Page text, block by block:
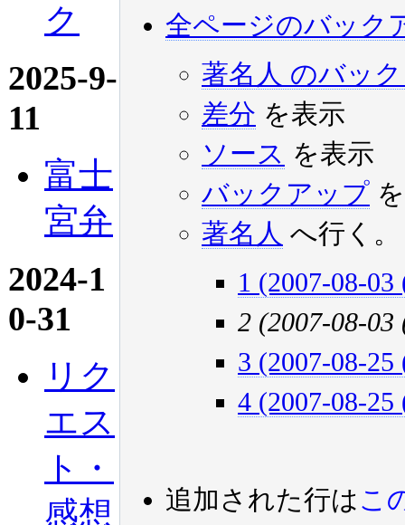
ク
2025-9-
11
富士
宮弁
2024-1
0-31
リク
エス
ト・
感想
全ページのバック
著名人 のバッ
差分 を表示
ソース を表示
バックアップ
著名人 へ行く。
1 (2007-08-
2 (2007-08-
3 (2007-08-
4 (2007-08-25
追加された行は こ